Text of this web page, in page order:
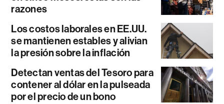
razones
Los costos laborales en EE.UU.
se mantienen estables y alivian
la presión sobre la inflación
Detectan ventas del Tesoro para
contener al dólar en la pulseada
por el precio de un bono